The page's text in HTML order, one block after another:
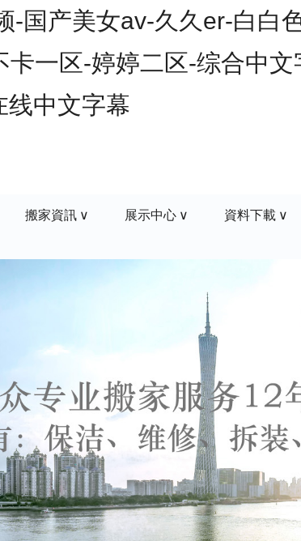
-国产美女av-久久er-白白
一区-婷婷二区-综合中
线中文字幕
搬家資訊 展示中心 資料下載